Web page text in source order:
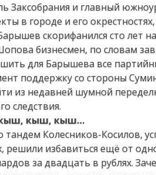
Заксобрания и главный
в городе и его
скорифанился сто лет
бизнесмен, по словам
для Барышева все
поддержку со стороны
из недавней шумной
следствия.
кыш, кыш, кыш…
тандем Колесников-
решили избавиться ещё от
за двадцать в рублях.